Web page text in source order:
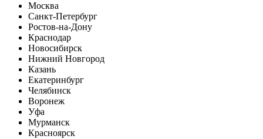
Москва
Санкт-Петербург
Ростов-на-Дону
Краснодар
Новосибирск
Нижний Новгород
Казань
Екатеринбург
Челябинск
Воронеж
Уфа
Мурманск
Красноярск